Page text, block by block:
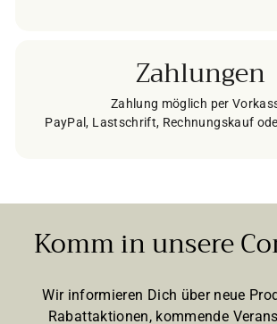
Zahlungen
Zahlung möglich per
PayPal, Lastschrift, Rechnungskauf
Komm in unsere
Wir informieren Dich über neue
Rabattaktionen, kommende